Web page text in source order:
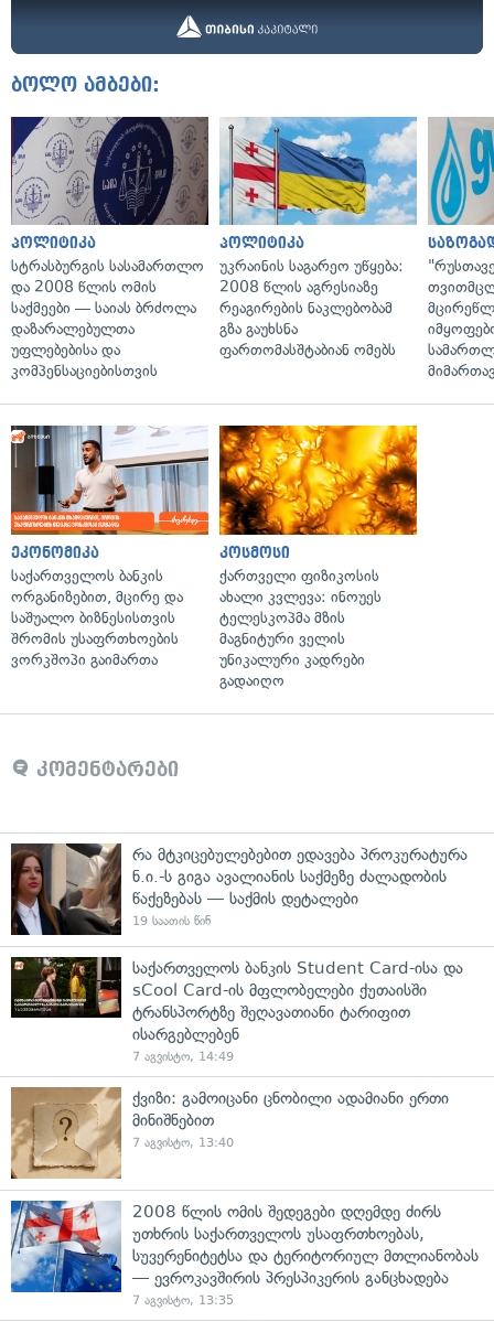
ბოლო ამბები:
პოლიტიკა
სტრასბურგის სასამართლო
და 2008 წლის ომის
საქმეები — საიას ბრძოლა
დაზარალებულთა
უფლებებისა და
კომპენსაციებისთვის
პოლიტიკა
უკრაინის საგარეო უწყება:
2008 წლის აგრესიაზე
რეაგირების ნაკლებობამ
გზა გაუხსნა
ფართომასშტაბიან ომებს
ეკონომიკა
საქართველოს ბანკის
ორგანიზებით, მცირე და
საშუალო ბიზნესისთვის
შრომის უსაფრთხოების
ვორკშოპი გაიმართა
კოსმოსი
ქართველი ფიზიკოსის
ახალი კვლევა: ინოუეს
ტელესკოპმა მზის
მაგნიტური ველის
უნიკალური კადრები
გადაიღო
კომენტარები
რა მტკიცებულებებით ედავება პროკურატურა
ნ.ი.-ს გიგა ავალიანის საქმეზე ძალადობის
წაქეზებას — საქმის დეტალები
19 საათის წინ
საქართველოს ბანკის Student Card-ისა და
sCool Card-ის მფლობელები ქუთაისში
ტრანსპორტზე შეღავათიანი ტარიფით
ისარგებლებენ
7 აგვისტო, 14:49
ქვიზი: გამოიცანი ცნობილი ადამიანი ერთი
მინიშნებით
7 აგვისტო, 13:40
2008 წლის ომის შედეგები დღემდე ძირს
უთხრის საქართველოს უსაფრთხოებას,
სუვერენიტეტსა და ტერიტორიულ მთლიანობას
— ევროკავშირის პრესპიკერის განცხადება
7 აგვისტო, 13:35